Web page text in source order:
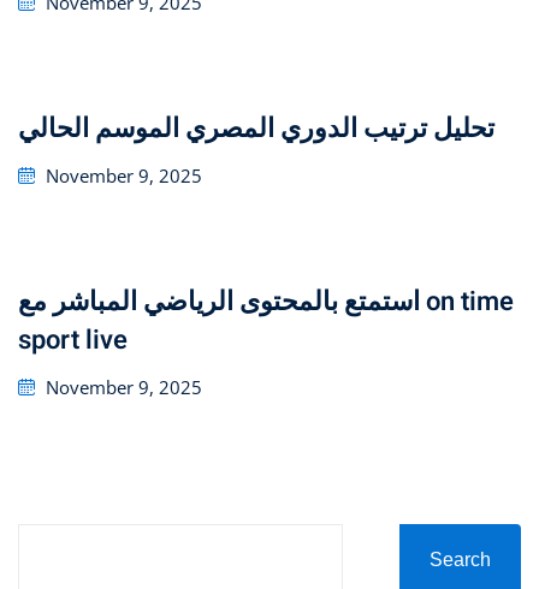
تحليل ترتيب الدوري المصري الموسم الحالي
Posted
November 9, 2025
استمتع بالمحتوى الرياضي المباشر مع on time
sport live
Posted
November 9, 2025
Search